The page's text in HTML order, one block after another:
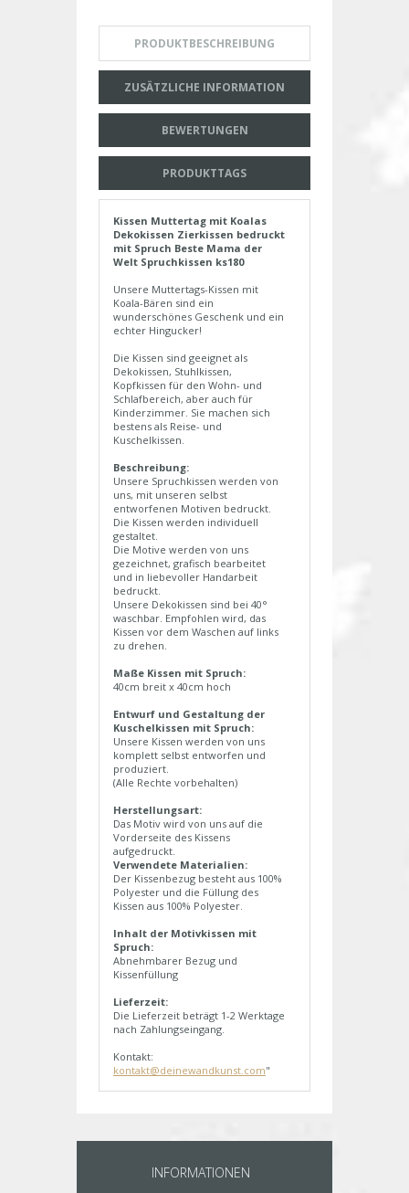
PRODUKTBESCHREIBUNG
ZUSÄTZLICHE INFORMATION
BEWERTUNGEN
PRODUKTTAGS
Kissen Muttertag mit Koalas
Dekokissen Zierkissen bedruckt
mit Spruch Beste Mama der
Welt Spruchkissen ks180
Unsere Muttertags-Kissen mit
Koala-Bären sind ein
wunderschönes Geschenk und ein
echter Hingucker!
Die Kissen sind geeignet als
Dekokissen, Stuhlkissen,
Kopfkissen für den Wohn- und
Schlafbereich, aber auch für
Kinderzimmer. Sie machen sich
bestens als Reise- und
Kuschelkissen.
Beschreibung:
Unsere Spruchkissen werden von
uns, mit unseren selbst
entworfenen Motiven bedruckt.
Die Kissen werden individuell
gestaltet.
Die Motive werden von uns
gezeichnet, grafisch bearbeitet
und in liebevoller Handarbeit
bedruckt.
Unsere Dekokissen sind bei 40°
waschbar. Empfohlen wird, das
Kissen vor dem Waschen auf links
zu drehen.
Maße Kissen mit Spruch:
40cm breit x 40cm hoch
Entwurf und Gestaltung der
Kuschelkissen mit Spruch:
Unsere Kissen werden von uns
komplett selbst entworfen und
produziert.
(Alle Rechte vorbehalten)
Herstellungsart:
Das Motiv wird von uns auf die
Vorderseite des Kissens
aufgedruckt.
Verwendete Materialien:
Der Kissenbezug besteht aus 100%
Polyester und die Füllung des
Kissen aus 100% Polyester.
Inhalt der Motivkissen mit
Spruch:
Abnehmbarer Bezug und
Kissenfüllung
Lieferzeit:
Die Lieferzeit beträgt 1-2 Werktage
nach Zahlungseingang.
Kontakt:
kontakt@deinewandkunst.com"
INFORMATIONEN